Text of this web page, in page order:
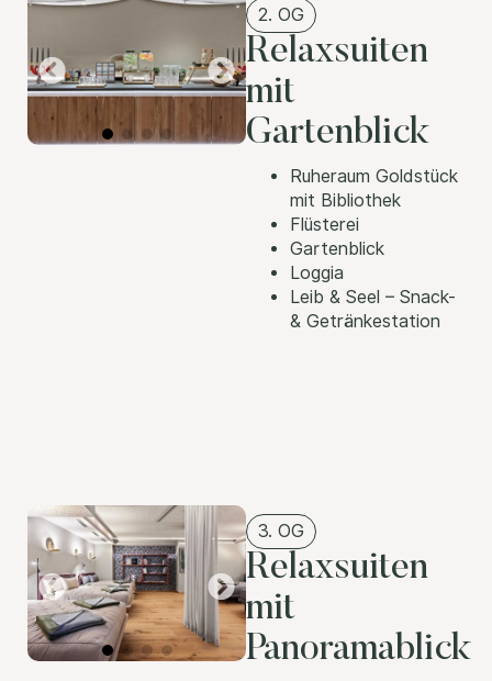
2. OG
Relaxsuiten
mit
Gartenblick
Ruheraum Goldstück
mit Bibliothek
Flüsterei
Gartenblick
Loggia
Leib & Seel – Snack-
& Getränkestation
3. OG
Relaxsuiten
mit
Panoramablick